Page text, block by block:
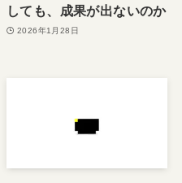
しても、成果が出ないのか
2026年1月28日